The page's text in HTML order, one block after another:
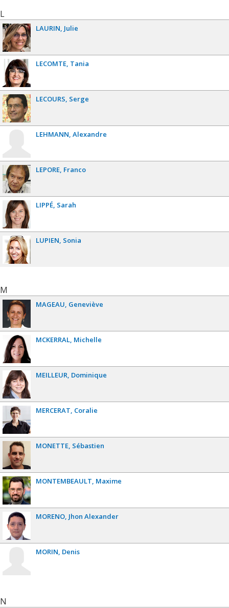
L
LAURIN Julie
LECOMTE Tania
LECOURS Serge
LEHMANN Alexandre
LEPORE Franco
LIPPÉ Sarah
LUPIEN Sonia
M
MAGEAU Geneviève
MCKERRAL Michelle
MEILLEUR Dominique
MERCERAT Coralie
MONETTE Sébastien
MONTEMBEAULT Maxime
MORENO Jhon Alexander
MORIN Denis
N